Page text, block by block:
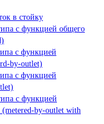
в стойку
с функцией общего
с функцией
by-outlet)
с функцией
с функцией
by-outlet with